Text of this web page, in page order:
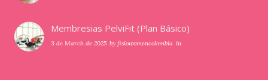
Membresias PelviFit (Plan Básico)
3 de March de 2025 byfisiowomencolombia in